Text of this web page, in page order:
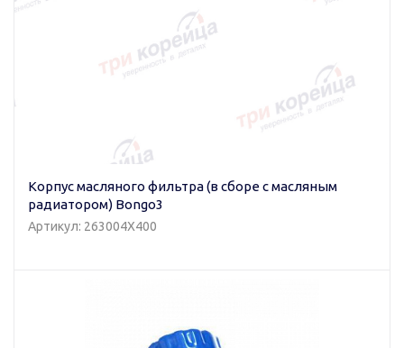
Корпус масляного фильтра (в сборе с масляным
радиатором) Bongo3
Артикул: 263004X400